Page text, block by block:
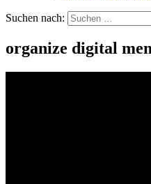
Suchen nach:
organize digital